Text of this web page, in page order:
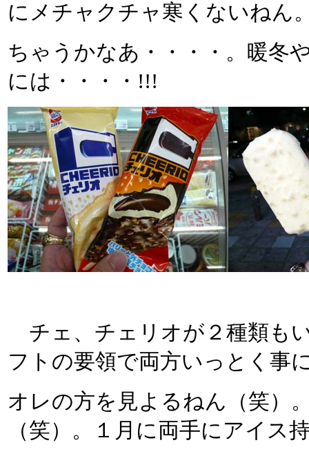
にメチャクチャ寒くないねん
ちゃうかなあ・・・・。暖冬
には・・・・!!!
チェ、チェリオが２種類も
フトの要領で両方いっとく事
オレの方を見よるねん（笑）
（笑）。１月に両手にアイス